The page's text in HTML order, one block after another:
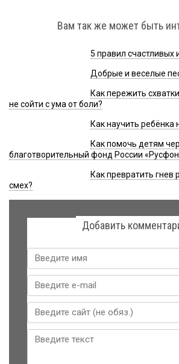
Вам так же может быть
5 правил
Добрые и веселые
Как пережить
не сойти с ума от боли?
Как научить ребёнка
Как помочь детям
благотворительный фонд России
Как превратить гнев
смех?
Добавить